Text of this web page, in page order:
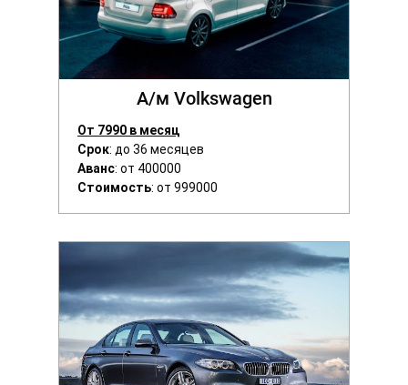
А/м Volkswagen
От 7990 в месяц
Срок: до 36 месяцев
Аванс: от 400000
Стоимость: от 999000